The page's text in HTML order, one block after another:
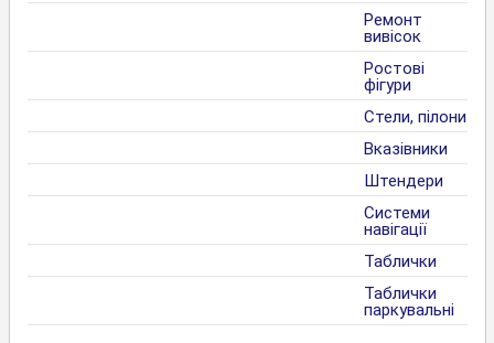
Ремонт
вивісок
Ростові
фігури
Стели, пілони
Вказівники
Штендери
Системи
навігації
Таблички
Таблички
паркувальні